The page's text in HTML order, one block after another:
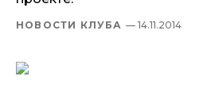
НОВОСТИ КЛУБА — 14.11.2014